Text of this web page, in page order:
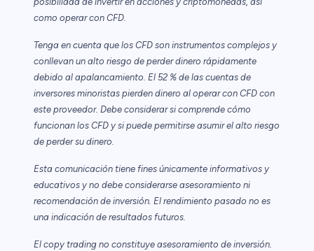
como operar con CFD.
Tenga en cuenta que los CFD son instrumentos complejos y
conllevan un alto riesgo de perder dinero rápidamente
debido al apalancamiento. El 52 % de las cuentas de
inversores minoristas pierden dinero al operar con CFD con
este proveedor. Debe considerar si comprende cómo
funcionan los CFD y si puede permitirse asumir el alto riesgo
de perder su dinero.
Esta comunicación tiene fines únicamente informativos y
educativos y no debe considerarse asesoramiento ni
recomendación de inversión. El rendimiento pasado no es
una indicación de resultados futuros.
El copy trading no constituye asesoramiento de inversión.